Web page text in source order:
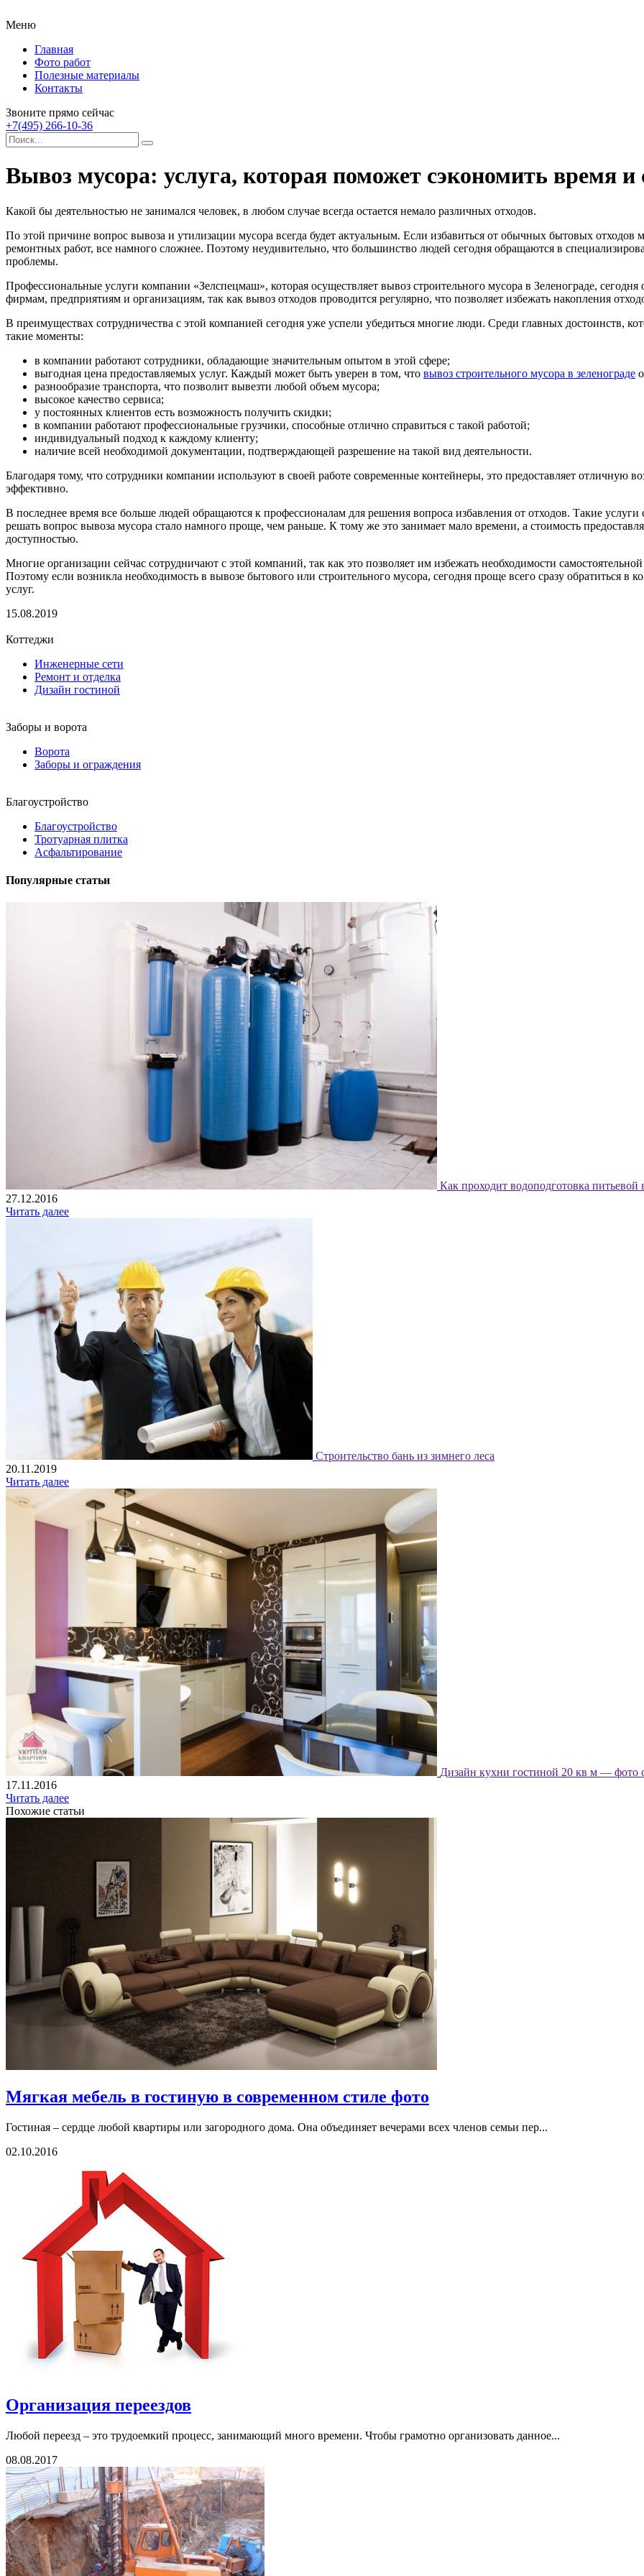
Меню
Главная
Фото работ
Полезные материалы
Контакты
Звоните прямо сейчас
+7(495) 266-10-36
Вывоз мусора: услуга, которая поможет сэкономить время
Какой бы деятельностью не занимался человек, в любом случае всегда остается немало различных отходов.
По этой причине вопрос вывоза и утилизации мусора всегда будет актуальным. Если избавиться от обычных бытовых
ремонтных работ, все намного сложнее. Поэтому неудивительно, что большинство людей сегодня обращаются в
проблемы.
Профессиональные услуги компании «Зелспецмаш», которая осуществляет вывоз строительного мусора в Зеленограде,
фирмам, предприятиям и организациям, так как вывоз отходов проводится регулярно, что позволяет избежать накопления
В преимуществах сотрудничества с этой компанией сегодня уже успели убедиться многие люди. Среди главных достоинств,
такие моменты:
в компании работают сотрудники, обладающие значительным опытом в этой сфере;
выгодная цена предоставляемых услуг. Каждый может быть уверен в том, что вывоз строительного мусора в зеленограде
разнообразие транспорта, что позволит вывезти любой объем мусора;
высокое качество сервиса;
у постоянных клиентов есть возможность получить скидки;
в компании работают профессиональные грузчики, способные отлично справиться с такой работой;
индивидуальный подход к каждому клиенту;
наличие всей необходимой документации, подтверждающей разрешение на такой вид деятельности.
Благодаря тому, что сотрудники компании используют в своей работе современные контейнеры, это предоставляет отличную
эффективно.
В последнее время все больше людей обращаются к профессионалам для решения вопроса избавления от отходов. Такие услуги
решать вопрос вывоза мусора стало намного проще, чем раньше. К тому же это занимает мало времени, а стоимость
доступностью.
Многие организации сейчас сотрудничают с этой компаний, так как это позволяет им избежать необходимости
Поэтому если возникла необходимость в вывозе бытового или строительного мусора, сегодня проще всего сразу обратиться в
услуг.
15.08.2019
Коттеджи
Инженерные сети
Ремонт и отделка
Дизайн гостиной
Заборы и ворота
Ворота
Заборы и ограждения
Благоустройство
Благоустройство
Тротуарная плитка
Асфальтирование
Популярные статьи
Как проходит водоподготовка питьевой
27.12.2016
Читать далее
Строительство бань из зимнего леса
20.11.2019
Читать далее
Дизайн кухни гостиной 20 кв м — фото
17.11.2016
Читать далее
Похожие статьи
Мягкая мебель в гостиную в современном стиле фото
Гостиная – сердце любой квартиры или загородного дома. Она объединяет вечерами всех членов семьи пер...
02.10.2016
Организация переездов
Любой переезд – это трудоемкий процесс, занимающий много времени. Чтобы грамотно организовать данное...
08.08.2017